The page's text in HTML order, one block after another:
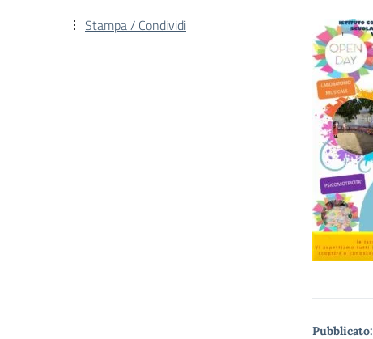
Pubblicato:
Stampa / Condividi